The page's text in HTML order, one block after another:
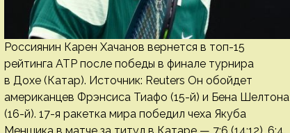
Россиянин Карен Хачанов вернется в топ-15
рейтинга ATP после победы в финале турнира
в Дохе (Катар). Источник: Reuters Он обойдет
американцев Фрэнсиса Тиафо (15-й) и Бена Шелтона
(16-й). 17-я ракетка мира победил чеха Якуба